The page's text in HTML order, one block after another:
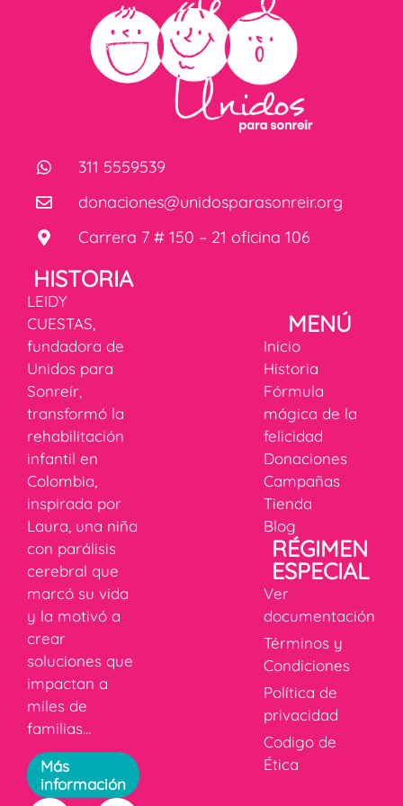
311 5559539
donaciones@unidosparasonreir.org
Carrera 7 # 150 – 21 oficina 106
HISTORIA
LEIDY
CUESTAS,
fundadora de
Unidos para
Sonreír,
transformó la
rehabilitación
infantil en
Colombia,
inspirada por
Laura, una niña
con parálisis
cerebral que
marcó su vida
y la motivó a
crear
soluciones que
impactan a
miles de
familias…
Más
información
MENÚ
Inicio
Historia
Fórmula
mágica de la
felicidad
Donaciones
Campañas
Tienda
Blog
RÉGIMEN
ESPECIAL
Ver
documentación
Términos y
Condiciones
Política de
privacidad
Codigo de
Ética